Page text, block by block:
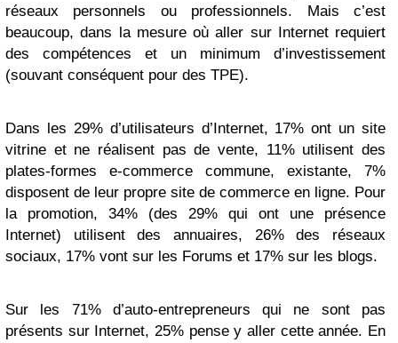
réseaux personnels ou professionnels. Mais c’est
beaucoup, dans la mesure où aller sur Internet requiert
des compétences et un minimum d’investissement
(souvant conséquent pour des TPE).
Dans les 29% d’utilisateurs d’Internet, 17% ont un site
vitrine et ne réalisent pas de vente, 11% utilisent des
plates-formes e-commerce commune, existante, 7%
disposent de leur propre site de commerce en ligne. Pour
la promotion, 34% (des 29% qui ont une présence
Internet) utilisent des annuaires, 26% des réseaux
sociaux, 17% vont sur les Forums et 17% sur les blogs.
Sur les 71% d’auto-entrepreneurs qui ne sont pas
présents sur Internet, 25% pense y aller cette année. En